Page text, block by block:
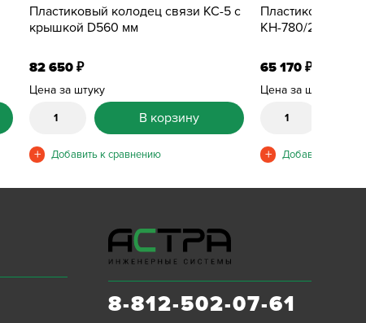
Пластиковый колодец связи КС-5 с
крышкой D560 мм
82 650₽
Цена за штуку
В корзину
Пластиковый
КН-780/2500 М с
65 170₽
Цена за штуку
8-812-502-07-61